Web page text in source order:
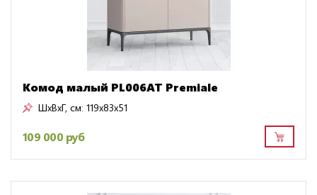
Комод малый PL006AT Premiale
ШxВxГ, см: 119x83x51
109 000 руб